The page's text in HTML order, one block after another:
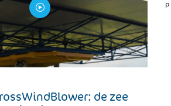
de zee